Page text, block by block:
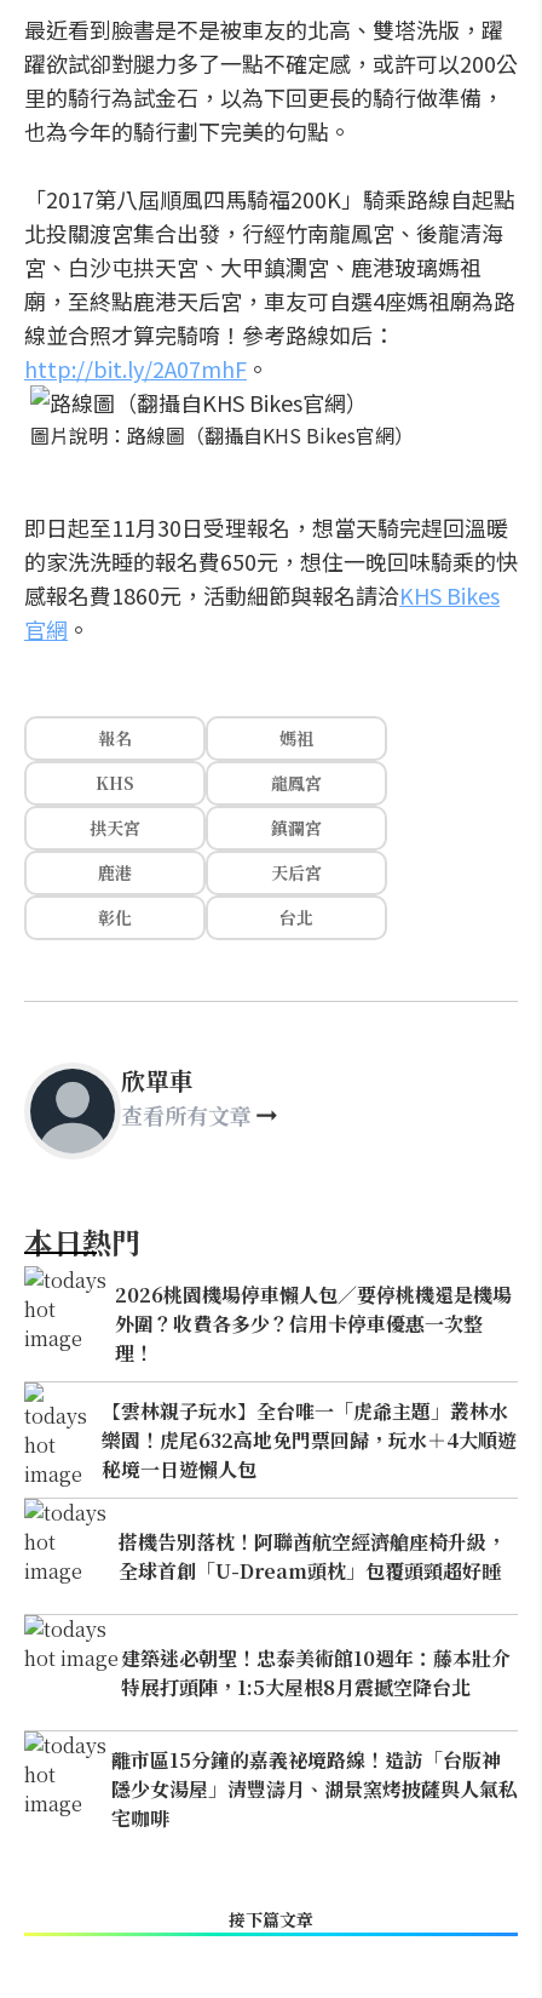
最近看到臉書是不是被車友的北高、雙塔洗版，躍
躍欲試卻對腿力多了一點不確定感，或許可以200公
里的騎行為試金石，以為下回更長的騎行做準備，
也為今年的騎行劃下完美的句點。
「2017第八屆順風四馬騎福200K」騎乘路線自起點
北投關渡宮集合出發，行經竹南龍鳳宮、後龍清海
宮、白沙屯拱天宮、大甲鎮瀾宮、鹿港玻璃媽祖
廟，至終點鹿港天后宮，車友可自選4座媽祖廟為路
線並合照才算完騎唷！參考路線如后：
http://bit.ly/2A07mhF 。
圖片說明：路線圖（翻攝自KHS Bikes官網）
即日起至11月30日受理報名，想當天騎完趕回溫暖
的家洗洗睡的報名費650元，想住一晚回味騎乘的快
感報名費1860元，活動細節與報名請洽KHS Bikes
官網 。
報名
媽祖
KHS
龍鳳宮
拱天宮
鎮瀾宮
鹿港
天后宮
彰化
台北
欣單車
查看所有文章
本日熱門
2026桃園機場停車懶人包／要停桃機還是機場
外圍？收費各多少？信用卡停車優惠一次整
理！
【雲林親子玩水】全台唯一「虎爺主題」叢林水
樂園！虎尾632高地免門票回歸，玩水＋4大順遊
秘境一日遊懶人包
搭機告別落枕！阿聯酋航空經濟艙座椅升級，
全球首創「U-Dream頭枕」包覆頭頸超好睡
建築迷必朝聖！忠泰美術館10週年：藤本壯介
特展打頭陣，1:5大屋根8月震撼空降台北
離市區15分鐘的嘉義祕境路線！造訪「台版神
隱少女湯屋」清豐濤月、湖景窯烤披薩與人氣私
宅咖啡
接下篇文章